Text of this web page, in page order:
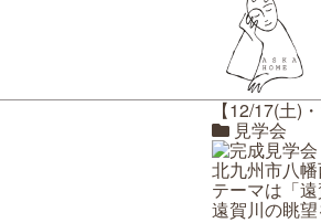
【12/17(土)
見学会
北九州市八
テーマは「
遠賀川の眺